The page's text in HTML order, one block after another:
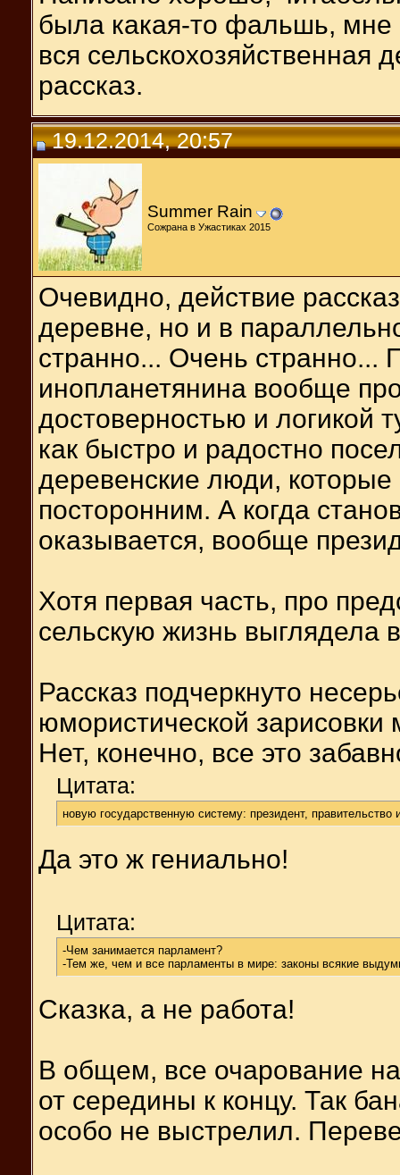
была какая-то фальшь, мне
вся сельскохозяйственная
рассказ.
19.12.2014, 20:57
Summer Rain
Сожрана в Ужастиках 2015
Очевидно, действие
деревне, но и в
странно... Очень странно...
инопланетянина вообще
достоверностью и логикой
как быстро и радостно
деревенские люди,
посторонним. А когда
оказывается, вообще
Хотя первая часть, про
сельскую жизнь выглядела
Рассказ подчеркнуто
юмористической
Нет, конечно, все это
Цитата:
новую государственную систему: президент,
Да это ж гениально!
Цитата:
-Чем занимается парламент?
-Тем же, чем и все парламенты в мире: законы всякие
Сказка, а не работа!
В общем, все очарование
от середины к концу. Так
особо не выстрелил.